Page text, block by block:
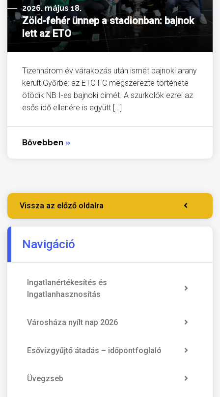
2026. május 18.
Zöld-fehér ünnep a stadionban: bajnok
lett az ETO
Tizenhárom év várakozás után ismét bajnoki arany
került Győrbe: az ETO FC megszerezte története
ötödik NB I-es bajnoki címét. A szurkolók ezrei az
esős idő ellenére is együtt […]
Bővebben »
Vissza az előző oldalra
Navigáció
Ingatlanértékesítés és
Ingatlanhasznosítás
Városháza nyílt nap 2026
Esővízgyűjtő átadás – időpontfoglaló
Üvegzseb